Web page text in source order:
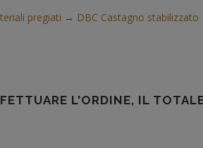
pregiati → DBC Castagno stabilizzato
L'ORDINE, IL